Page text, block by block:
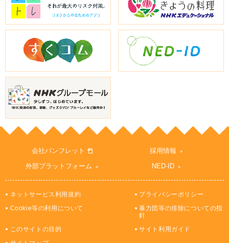
会社パンフレット
採用情報
外部プラットフォーム
NED-ID
ネットサービス利用規約
プライバシーポリシー
Cookie等の利用について
暴力団等の排除についての指
針
このサイトの目的
サイト利用ガイド